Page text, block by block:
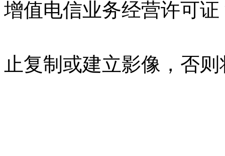
增值电信业务经营许可证
止复制或建立影像，否